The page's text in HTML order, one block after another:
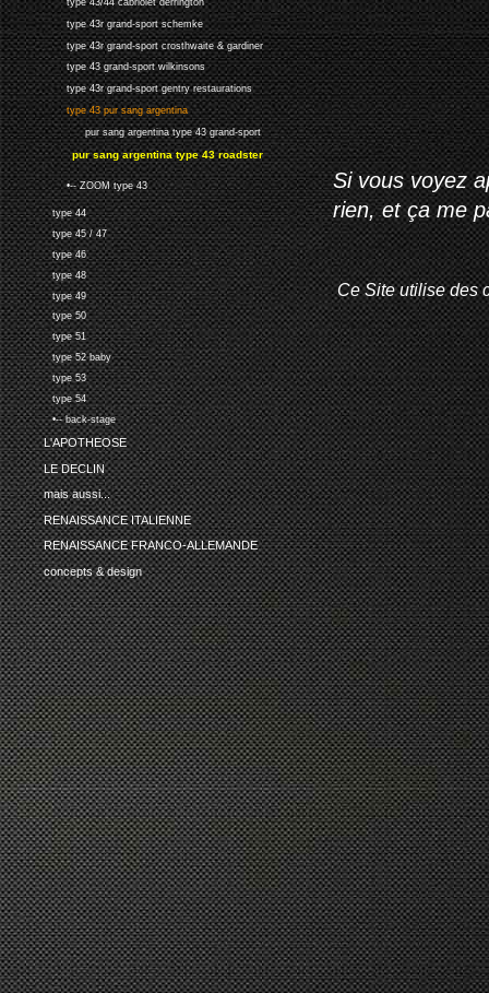
type 43/44 cabriolet derrington
type 43r grand-sport schemke
type 43r grand-sport crosthwaite & gardiner
type 43 grand-sport wilkinsons
type 43r grand-sport gentry restaurations
type 43 pur sang argentina
pur sang argentina type 43 grand-sport
pur sang argentina type 43 roadster
•-- ZOOM type 43
type 44
type 45 / 47
type 46
type 48
type 49
type 50
type 51
type 52 baby
type 53
type 54
•-- back-stage
L'APOTHEOSE
LE DECLIN
mais aussi...
RENAISSANCE ITALIENNE
RENAISSANCE FRANCO-ALLEMANDE
concepts & design
Si vous voyez
rien, et ça me
Ce Site utilise des